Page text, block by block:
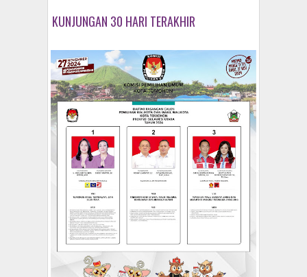
KUNJUNGAN 30 HARI TERAKHIR